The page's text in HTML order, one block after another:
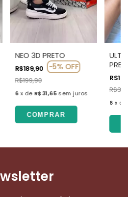
NEO 3D PRETO
R$189,90 -5%OFF
R$199,90
6 x de R$31,65 sem juros
COMPRAR
6 x de